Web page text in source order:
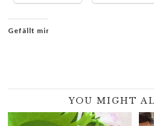
Gefällt mir:
YOU MIGHT